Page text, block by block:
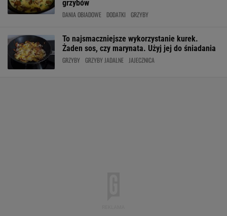
grzybów
DANIA OBIADOWE DODATKI GRZYBY
To najsmaczniejsze wykorzystanie kurek.
Żaden sos, czy marynata. Użyj jej do śniadania
GRZYBY GRZYBY JADALNE JAJECZNICA